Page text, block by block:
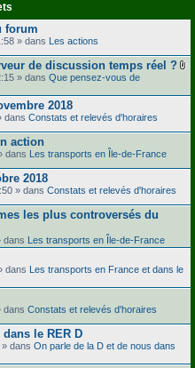
forum
» dans Les actions
de discussion temps réel ?
c
)
i
s
» dans Que pensez-vous de
2018
dans Constats et relevés d'horaires
action
dans Les transports en Île-de-France
2018
» dans Constats et relevés d'horaires
les plus controversés du
dans Les transports en Île-de-France
dans
Les transports en France et dans le
dans Constats et relevés d'horaires
le RER D
dans On parle de la D et de nous dans